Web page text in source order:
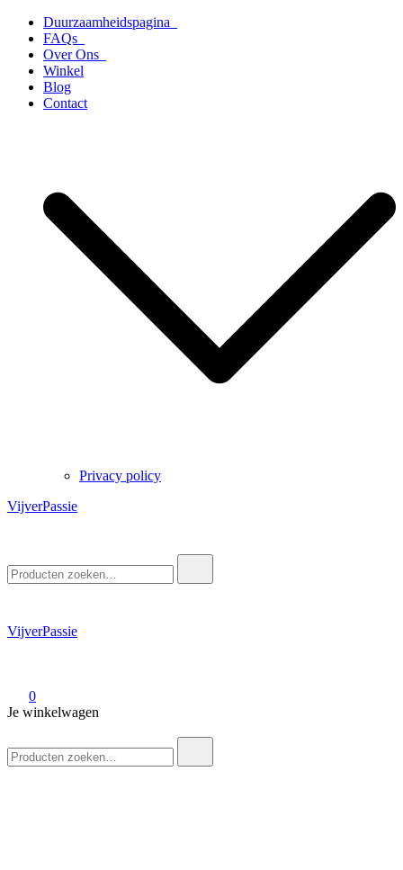
naar
inhoud
Duurzaamheidspagina
FAQs
Over Ons
Winkel
Blog
Contact
Privacy policy
VijverPassie
naar:
VijverPassie
0
Je winkelwagen
naar: